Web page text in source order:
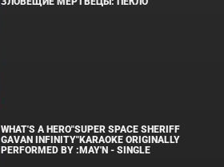
WHAT'S A HERO"SUPER SPACE SHERIFF
GAVAN INFINITY"KARAOKE ORIGINALLY
PERFORMED BY :MAY'N - SINGLE